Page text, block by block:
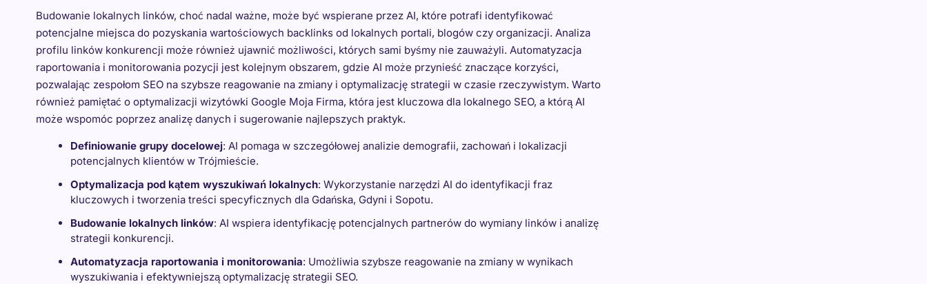
Budowanie lokalnych linków, choć nadal ważne, może być wspierane przez AI, które potrafi identyfikować
potencjalne miejsca do pozyskania wartościowych backlinks od lokalnych portali, blogów czy organizacji. Analiza
profilu linków konkurencji może również ujawnić możliwości, których sami byśmy nie zauważyli. Automatyzacja
raportowania i monitorowania pozycji jest kolejnym obszarem, gdzie AI może przynieść znaczące korzyści,
pozwalając zespołom SEO na szybsze reagowanie na zmiany i optymalizację strategii w czasie rzeczywistym. Warto
również pamiętać o optymalizacji wizytówki Google Moja Firma, która jest kluczowa dla lokalnego SEO, a którą AI
może wspomóc poprzez analizę danych i sugerowanie najlepszych praktyk.
Definiowanie grupy docelowej: AI pomaga w szczegółowej analizie demografii, zachowań i lokalizacji
potencjalnych klientów w Trójmieście.
Optymalizacja pod kątem wyszukiwań lokalnych: Wykorzystanie narzędzi AI do identyfikacji fraz
kluczowych i tworzenia treści specyficznych dla Gdańska, Gdyni i Sopotu.
Budowanie lokalnych linków: AI wspiera identyfikację potencjalnych partnerów do wymiany linków i analizę
strategii konkurencji.
Automatyzacja raportowania i monitorowania: Umożliwia szybsze reagowanie na zmiany w wynikach
wyszukiwania i efektywniejszą optymalizację strategii SEO.